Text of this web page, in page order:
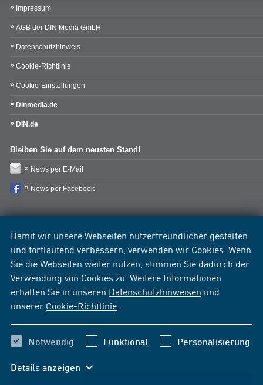
Damit wir unsere Webseiten nutzerfreundlicher gestalten
und fortlaufend verbessern, verwenden wir Cookies. Wenn
Sie die Webseiten weiter nutzen, stimmen Sie dadurch der
Verwendung von Cookies zu. Weitere Informationen
erhalten Sie in unseren Datenschutzhinweisen und
unserer Cookie-Richtlinie
Notwendig Funktional Personalisierung
Details anzeigen
Impressum
AGB der DIN Media GmbH
Datenschutzhinweis
Cookie-Richtlinie
Cookie-Einstellungen
Dinmedia.de
DIN.de
Bleiben Sie auf dem neusten Stand!
News per E-Mail
News per Facebook